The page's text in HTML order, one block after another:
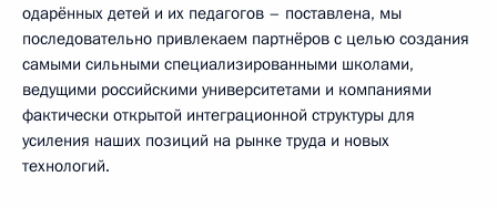
одарённых детей и их педагогов – поставлена, мы
последовательно привлекаем партнёров с целью создания
самыми сильными специализированными школами,
ведущими российскими университетами и компаниями
фактически открытой интеграционной структуры для
усиления наших позиций на рынке труда и новых
технологий.